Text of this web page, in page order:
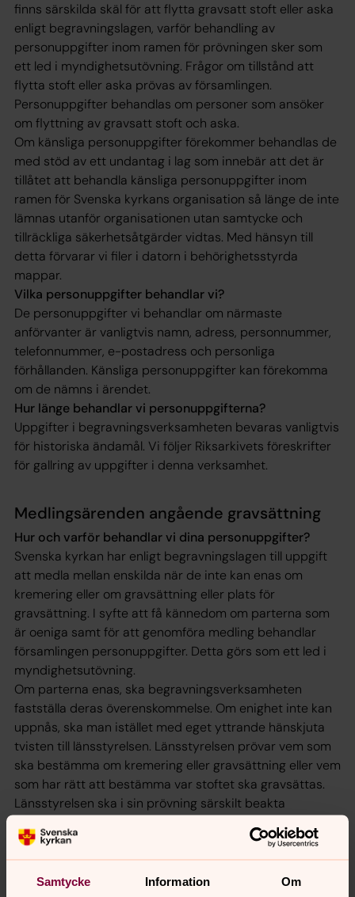
Samtycke Information Om
finns särskilda skäl för att flytta gravsatt stoft eller aska
enligt begravningslagen, varför behandling av
personuppgifter inom ramen för prövningen sker som
ett led i myndighetsutövning. Frågor om tillstånd att
flytta stoft eller aska prövas av församlingen.
Personuppgifter behandlas om personer som ansöker
om flyttning av gravsatt stoft och aska.
Om känsliga personuppgifter förekommer behandlas de
med stöd av ett undantag i lag som innebär att det är
tillåtet att behandla känsliga personuppgifter inom
ramen för Svenska kyrkans organisation så länge de inte
lämnas utanför organisationen utan samtycke och
tillräckliga säkerhetsåtgärder vidtas. Med hänsyn till
detta förvarar vi filer i datorn i behörighetsstyrda
mappar.
Vilka personuppgifter behandlar vi?
De personuppgifter vi behandlar om närmaste
anförvanter är vanligtvis namn, adress, personnummer,
telefonnummer, e-postadress och personliga
förhållanden. Känsliga personuppgifter kan förekomma
om de nämns i ärendet.
Hur länge behandlar vi personuppgifterna?
Uppgifter i begravningsverksamheten bevaras vanligtvis
för historiska ändamål. Vi följer Riksarkivets föreskrifter
för gallring av uppgifter i denna verksamhet.
Medlingsärenden angående gravsättning
Hur och varför behandlar vi dina personuppgifter?
Svenska kyrkan har enligt begravningslagen till uppgift
att medla mellan enskilda när de inte kan enas om
kremering eller om gravsättning eller plats för
gravsättning. I syfte att få kännedom om parterna som
är oeniga samt för att genomföra medling behandlar
församlingen personuppgifter. Detta görs som ett led i
myndighetsutövning.
Om parterna enas, ska begravningsverksamheten
fastställa deras överenskommelse. Om enighet inte kan
uppnås, ska man istället med eget yttrande hänskjuta
tvisten till länsstyrelsen. Länsstyrelsen prövar vem som
ska bestämma om kremering eller gravsättning eller vem
som har rätt att bestämma var stoftet ska gravsättas.
Länsstyrelsen ska i sin prövning särskilt beakta
också tas till parternas personliga förhållande till den
avlidne, främst sammanlevnad, släktskap eller annan
nära anknytning. Vid medling försöker församlingen